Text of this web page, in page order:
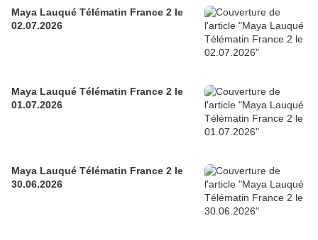
Maya Lauqué Télématin France 2 le
02.07.2026
Maya Lauqué Télématin France 2 le
01.07.2026
Maya Lauqué Télématin France 2 le
30.06.2026